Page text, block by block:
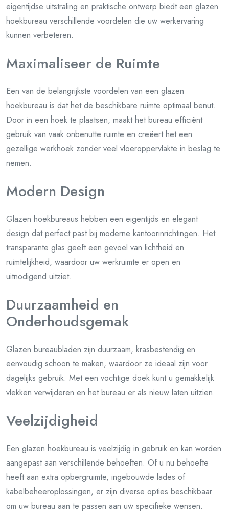
eigentijdse uitstraling en praktische ontwerp biedt een glazen
hoekbureau verschillende voordelen die uw werkervaring
kunnen verbeteren.
Maximaliseer de Ruimte
Een van de belangrijkste voordelen van een glazen
hoekbureau is dat het de beschikbare ruimte optimaal benut.
Door in een hoek te plaatsen, maakt het bureau efficiënt
gebruik van vaak onbenutte ruimte en creëert het een
gezellige werkhoek zonder veel vloeroppervlakte in beslag te
nemen.
Modern Design
Glazen hoekbureaus hebben een eigentijds en elegant
design dat perfect past bij moderne kantoorinrichtingen. Het
transparante glas geeft een gevoel van lichtheid en
ruimtelijkheid, waardoor uw werkruimte er open en
uitnodigend uitziet.
Duurzaamheid en
Onderhoudsgemak
Glazen bureaubladen zijn duurzaam, krasbestendig en
eenvoudig schoon te maken, waardoor ze ideaal zijn voor
dagelijks gebruik. Met een vochtige doek kunt u gemakkelijk
vlekken verwijderen en het bureau er als nieuw laten uitzien.
Veelzijdigheid
Een glazen hoekbureau is veelzijdig in gebruik en kan worden
aangepast aan verschillende behoeften. Of u nu behoefte
heeft aan extra opbergruimte, ingebouwde lades of
kabelbeheeroplossingen, er zijn diverse opties beschikbaar
om uw bureau aan te passen aan uw specifieke wensen.